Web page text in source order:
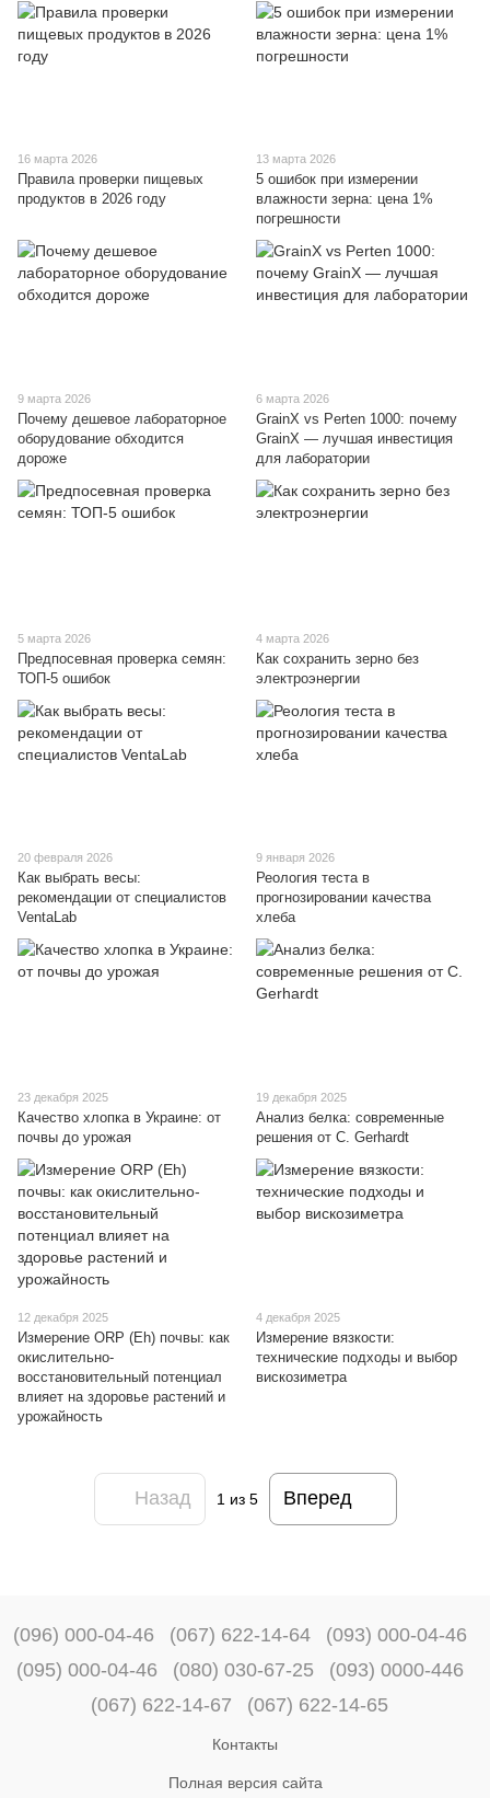
16 марта 2026
Правила проверки пищевых
продуктов в 2026 году
13 марта 2026
5 ошибок при измерении
влажности зерна: цена 1%
погрешности
9 марта 2026
Почему дешевое лабораторное
оборудование обходится
дороже
6 марта 2026
GrainX vs Perten 1000: почему
GrainX — лучшая инвестиция
для лаборатории
5 марта 2026
Предпосевная проверка семян:
ТОП-5 ошибок
4 марта 2026
Как сохранить зерно без
электроэнергии
20 февраля 2026
Как выбрать весы:
рекомендации от специалистов
VentaLab
9 января 2026
Реология теста в
прогнозировании качества
хлеба
23 декабря 2025
Качество хлопка в Украине: от
почвы до урожая
19 декабря 2025
Анализ белка: современные
решения от C. Gerhardt
12 декабря 2025
Измерение ORP (Eh) почвы: как
окислительно-
восстановительный потенциал
влияет на здоровье растений и
урожайность
4 декабря 2025
Измерение вязкости:
технические подходы и выбор
вискозиметра
Назад 1 из 5 Вперед
(096) 000-04-46 (067) 622-14-64
(093) 000-04-46
(095) 000-04-46
(080) 030-67-25
(093) 0000-446
(067) 622-14-67
(067) 622-14-65
Контакты
Полная версия сайта